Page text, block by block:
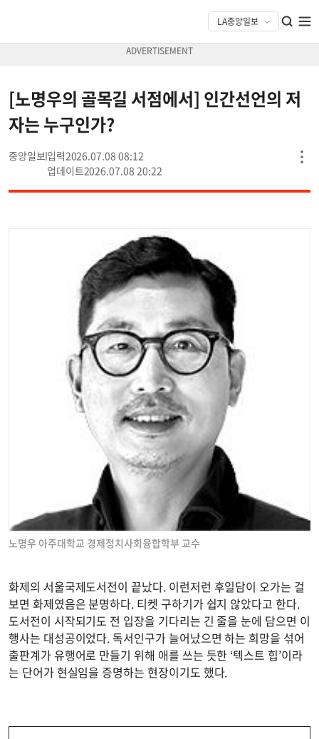
[노명우의 골목길 서점에서] 인간선언의 저
자는 누구인가?
중앙일보
2026.07.08 08:12
2026.07.08 20:22
노명우 아주대학교 경제정치사회융합학부 교수
화제의 서울국제도서전이 끝났다. 이런저런 후일담이 오가는 걸
보면 화제였음은 분명하다. 티켓 구하기가 쉽지 않았다고 한다.
도서전이 시작되기도 전 입장을 기다리는 긴 줄을 눈에 담으면 이
행사는 대성공이었다. 독서인구가 늘어났으면 하는 희망을 섞어
출판계가 유행어로 만들기 위해 애를 쓰는 듯한 ‘텍스트 힙’이라
는 단어가 현실임을 증명하는 현장이기도 했다.